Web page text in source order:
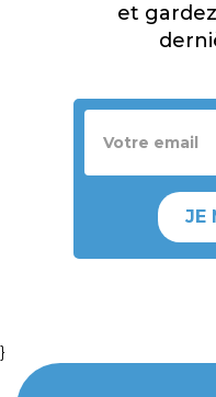
et
JE
}